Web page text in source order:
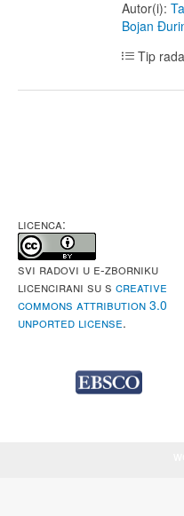
Autor(i):
Bojan
Tip
LICENCA:
Svi radovi u e-Zborniku
licencirani su s Creative
Commons Attribution 3.0
Unported License.